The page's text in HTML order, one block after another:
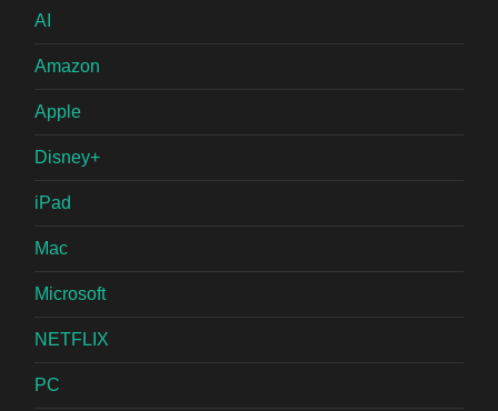
AI
Amazon
Apple
Disney+
iPad
Mac
Microsoft
NETFLIX
PC